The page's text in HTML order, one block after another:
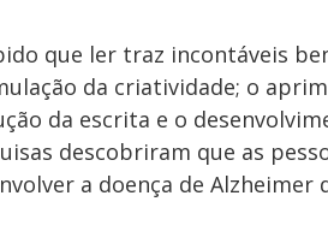
que ler traz incontáveis
da criatividade; o
da escrita e o
descobriram que as
a doença de